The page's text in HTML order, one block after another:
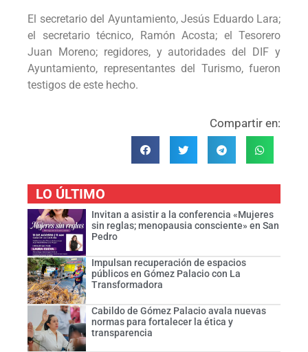
El secretario del Ayuntamiento, Jesús Eduardo Lara;
el secretario técnico, Ramón Acosta; el Tesorero
Juan Moreno; regidores, y autoridades del DIF y
Ayuntamiento, representantes del Turismo, fueron
testigos de este hecho.
Compartir en:
LO ÚLTIMO
Invitan a asistir a la conferencia «Mujeres
sin reglas; menopausia consciente» en San
Pedro
Impulsan recuperación de espacios
públicos en Gómez Palacio con La
Transformadora
Cabildo de Gómez Palacio avala nuevas
normas para fortalecer la ética y
transparencia